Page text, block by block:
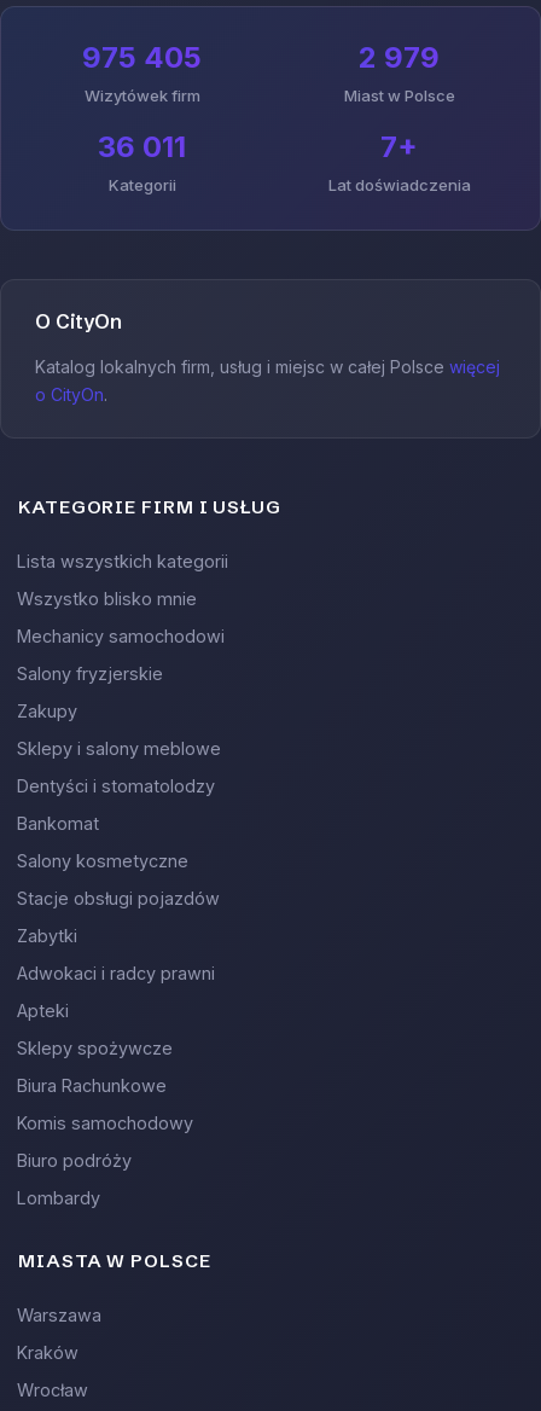
975 405
Wizytówek firm
2 979
Miast w Polsce
36 011
Kategorii
7+
Lat doświadczenia
O CityOn
Katalog lokalnych firm, usług i miejsc w całej Polsce więcej
o CityOn.
KATEGORIE FIRM I USŁUG
Lista wszystkich kategorii
Wszystko blisko mnie
Mechanicy samochodowi
Salony fryzjerskie
Zakupy
Sklepy i salony meblowe
Dentyści i stomatolodzy
Bankomat
Salony kosmetyczne
Stacje obsługi pojazdów
Zabytki
Adwokaci i radcy prawni
Apteki
Sklepy spożywcze
Biura Rachunkowe
Komis samochodowy
Biuro podróży
Lombardy
MIASTA W POLSCE
Warszawa
Kraków
Wrocław